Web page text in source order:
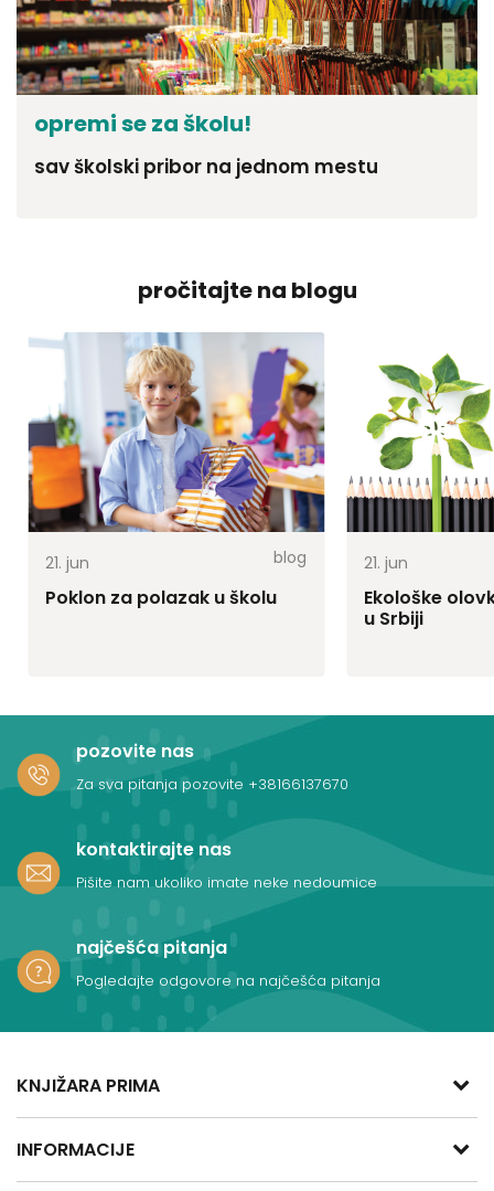
opremi se za školu!
sav školski pribor na jednom mestu
pročitajte na blogu
21. jun blog
Poklon za polazak u školu
21. jun
Ekološke
u Srbiji
pozovite nas
Za sva pitanja pozovite +38166137670
kontaktirajte nas
Pišite nam ukoliko imate neke nedoumice
najčešća pitanja
Pogledajte odgovore na najčešća pitanja
KNJIŽARA PRIMA
Kralja Aleksandra Obrenovića 47
11400 Mladenovac, Srbija
INFORMACIJE